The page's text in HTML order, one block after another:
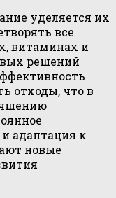
уделяется их
все
витаминах и
решений
отходы, что в
адаптация к
новые